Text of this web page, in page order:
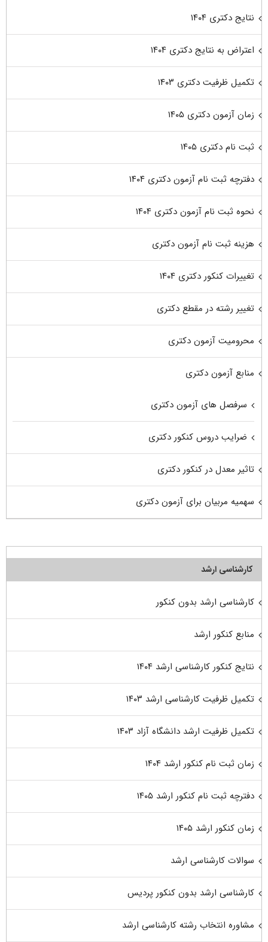
نتایج دکتری ۱۴۰۴
اعتراض به نتایج دکتری ۱۴۰۴
تکمیل ظرفیت دکتری ۱۴۰۳
زمان آزمون دکتری ۱۴۰۵
ثبت نام دکتری ۱۴۰۵
دفترچه ثبت نام آزمون دکتری ۱۴۰۴
نحوه ثبت نام آزمون دکتری ۱۴۰۴
هزینه ثبت نام آزمون دکتری
تغییرات کنکور دکتری ۱۴۰۴
تغییر رشته در مقطع دکتری
محرومیت آزمون دکتری
منابع آزمون دکتری
سرفصل های آزمون دکتری
ضرایب دروس کنکور دکتری
تاثیر معدل در کنکور دکتری
سهمیه مربیان برای آزمون دکتری
کارشناسی ارشد
کارشناسی ارشد بدون کنکور
منابع کنکور ارشد
نتایج کنکور کارشناسی ارشد ۱۴۰۴
تکمیل ظرفیت کارشناسی ارشد ۱۴۰۳
تکمیل ظرفیت ارشد دانشگاه آزاد ۱۴۰۳
زمان ثبت نام کنکور ارشد ۱۴۰۴
دفترچه ثبت نام کنکور ارشد ۱۴۰۵
زمان کنکور ارشد ۱۴۰۵
سوالات کارشناسی ارشد
کارشناسی ارشد بدون کنکور پردیس
مشاوره انتخاب رشته کارشناسی ارشد